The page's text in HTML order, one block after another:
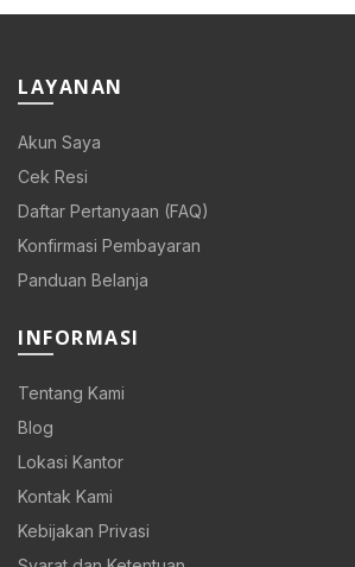
LAYANAN
Akun Saya
Cek Resi
Daftar Pertanyaan (FAQ)
Konfirmasi Pembayaran
Panduan Belanja
INFORMASI
Tentang Kami
Blog
Lokasi Kantor
Kontak Kami
Kebijakan Privasi